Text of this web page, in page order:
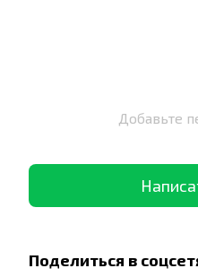
Добавьте
Поделиться в